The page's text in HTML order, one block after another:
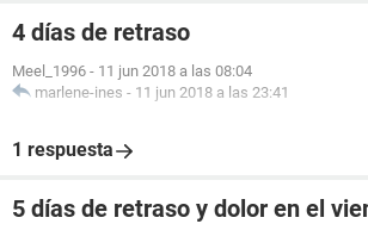
4 días de retraso
Meel_1996 - 11 jun 2018 a las 08:04
marlene-ines - 11 jun 2018 a las 23:41
1 respuesta
5 días de retraso y dolor en el